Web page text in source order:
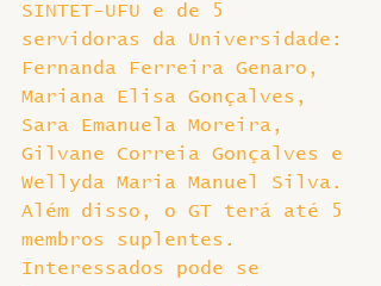
SINTET-UFU e de 5
servidoras da Universidade:
Fernanda Ferreira Genaro,
Mariana Elisa Gonçalves,
Sara Emanuela Moreira,
Gilvane Correia Gonçalves e
Wellyda Maria Manuel Silva.
Além disso, o GT terá até 5
membros suplentes.
Interessados pode se